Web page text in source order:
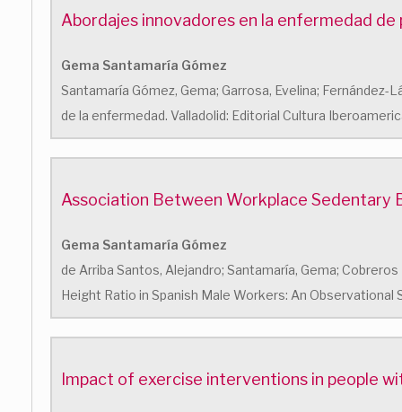
Abordajes innovadores en la enfermedad
Gema Santamaría Gómez
Santamaría Gómez, Gema; Garrosa, Evelina;
de la enfermedad. Valladolid: Editorial Cultura
Association Between Workplace Sedentary
Gema Santamaría Gómez
de Arriba Santos, Alejandro; Santamaría, Gema;
Height Ratio in Spanish Male Workers: An Observational
Impact of exercise interventions in people